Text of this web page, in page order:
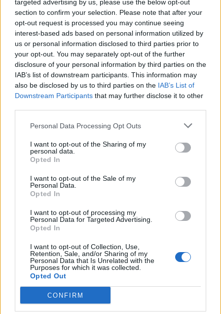
targeted advertising by us, please use the below opt-out
section to confirm your selection. Please note that after your
opt-out request is processed you may continue seeing
interest-based ads based on personal information utilized by
us or personal information disclosed to third parties prior to
your opt-out. You may separately opt-out of the further
disclosure of your personal information by third parties on the
IAB’s list of downstream participants. This information may
also be disclosed by us to third parties on the IAB’s List of
Downstream Participants that may further disclose it to other
Personal Data Processing Opt Outs
I want to opt-out of the Sharing of my
personal data.
Opted In
I want to opt-out of the Sale of my
Personal Data.
Opted In
I want to opt-out of processing my
Personal Data for Targeted Advertising.
Opted In
I want to opt-out of Collection, Use,
Retention, Sale, and/or Sharing of my
Personal Data that Is Unrelated with the
Purposes for which it was collected.
Opted Out
CONFIRM
28 Lug 2026